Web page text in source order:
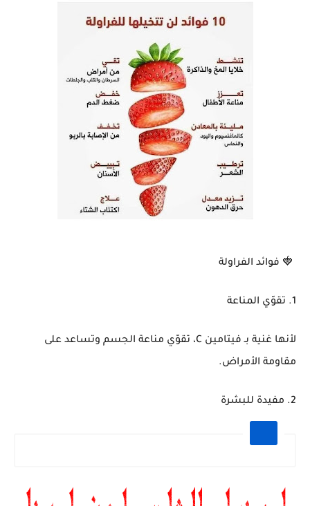
🍓 فوائد الفراولة
1. تقوّي المناعة
لأنها غنية بـ فيتامين C، تقوّي مناعة الجسم وتساعد على
مقاومة الأمراض.
2. مفيدة للبشرة